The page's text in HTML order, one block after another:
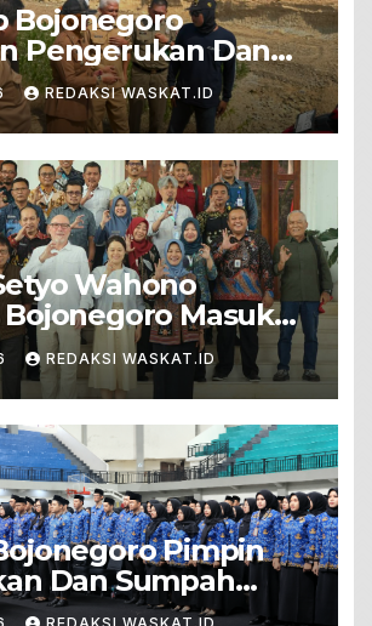
Bojonegoro
Pengerukan Dan
Tanah Dari Lahan
REDAKSI WASKAT.ID
Wahono
Masuk
Geopark
REDAKSI WASKAT.ID
Pimpin
Dan Sumpah
PNS Baru. Ini